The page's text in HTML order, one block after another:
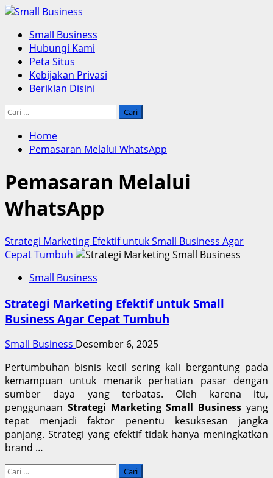
Skip
content
Primary
Menu
Small Business
Hubungi Kami
Peta Situs
Kebijakan Privasi
Beriklan Disini
Cari
Home
Pemasaran Melalui WhatsApp
Pemasaran Melalui
WhatsApp
Strategi Marketing Efektif untuk Small Business Agar
Cepat Tumbuh
Small Business
Strategi Marketing Efektif untuk Small
Business Agar Cepat Tumbuh
Small Business Desember 6, 2025
Pertumbuhan bisnis kecil sering kali bergantung pada
kemampuan untuk menarik perhatian pasar dengan
sumber daya yang terbatas. Oleh karena itu,
penggunaan Strategi Marketing Small Business yang
tepat menjadi faktor penentu kesuksesan jangka
panjang. Strategi yang efektif tidak hanya meningkatkan
brand …
Cari